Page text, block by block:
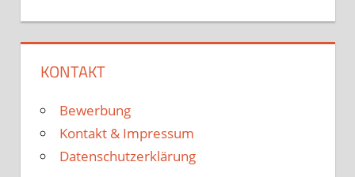
KONTAKT
Bewerbung
Kontakt & Impressum
Datenschutzerklärung